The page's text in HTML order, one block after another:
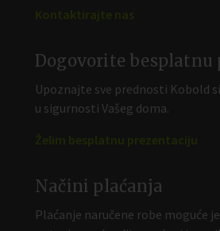
Dogovorite besplatnu
Upoznajte sve prednosti Kobold
u sigurnosti Vašeg doma.
Načini plaćanja
Plaćanje naručene robe moguće